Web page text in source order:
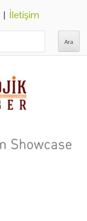
| İletişim